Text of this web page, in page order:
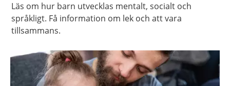
Läs om hur barn utvecklas mentalt, socialt och
språkligt. Få information om lek och att vara
tillsammans.